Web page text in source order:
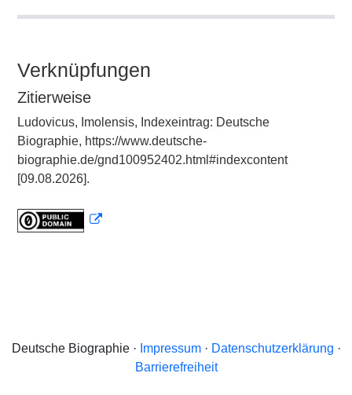
Verknüpfungen
Zitierweise
Ludovicus, Imolensis, Indexeintrag: Deutsche
Biographie, https://www.deutsche-
biographie.de/gnd100952402.html#indexcontent
[09.08.2026].
Deutsche Biographie · Impressum· Datenschutzerklärung ·
Barrierefreiheit